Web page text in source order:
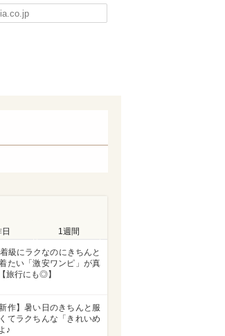
1週間
級にラクなのにきちんと
たい「激安ワンピ」が真
旅行にも◎】
作】暑い日のきちんと服
てラクちんな「きれいめ
♪